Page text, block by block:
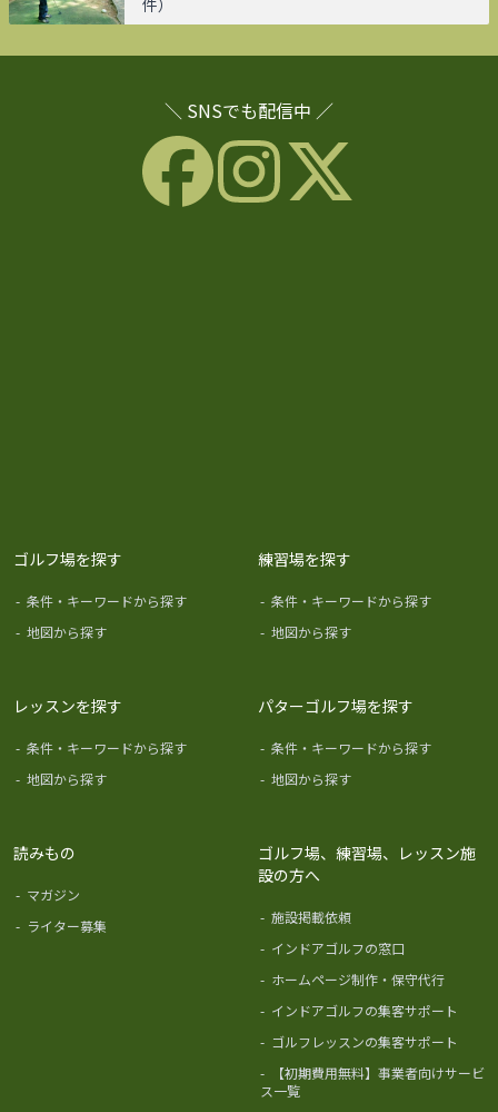
＼ SNSでも配信中 ／
ゴルフ場を探す
- 条件・キーワードから探す
- 地図から探す
練習場を探す
- 条件・キーワードから探す
- 地図から探す
レッスンを探す
- 条件・キーワードから探す
- 地図から探す
パターゴルフ場を探す
- 条件・キーワードから探す
- 地図から探す
読みもの
- マガジン
- ライター募集
ゴルフ場、練習場、レッスン施
設の方へ
- 施設掲載依頼
- インドアゴルフの窓口
- ホームページ制作・保守代行
- インドアゴルフの集客サポート
- ゴルフレッスンの集客サポート
-
【初期費用無料】事業者向けサービ
ス一覧